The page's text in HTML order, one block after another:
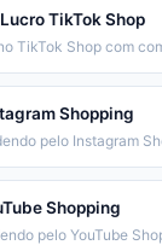
TikTok Shop
Shopping
Shopping
pelo YouTube